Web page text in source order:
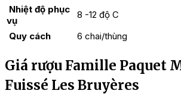
Nhiệt độ phục
vụ
8 -12 độ C
Quy cách
6 chai/thùng
Giá rượu Famille Paquet
Fuissé Les Bruyères